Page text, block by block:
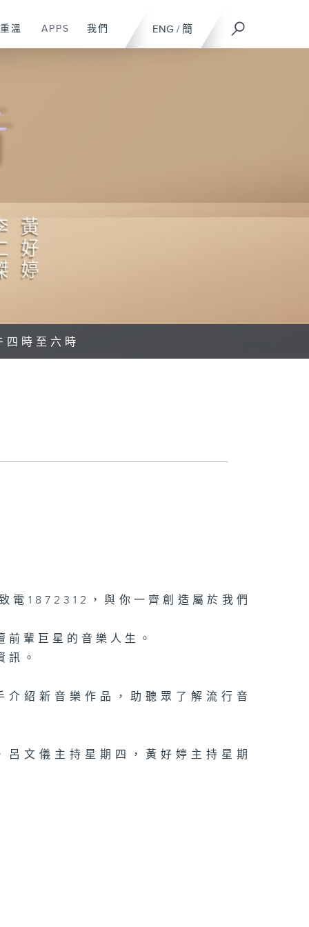
ENG / 簡
重溫 APPS 我們
時至六時
電1872312，與你一齊創造屬於我們
輩巨星的音樂人生。
訊。
紹新音樂作品，助聽眾了解流行音
文儀主持星期四，黃好婷主持星期